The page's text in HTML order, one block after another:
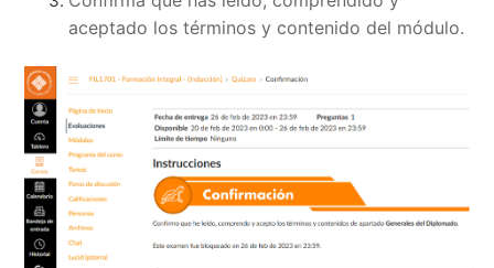
aceptado los términos y contenido del módulo.